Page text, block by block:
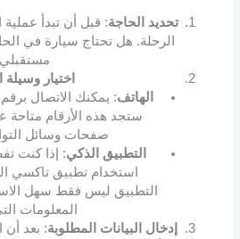
تحديد الحاجة: قبل أن تبدأ
الرحلة. هل تحتاج سيارة في
اختيار وسيلة
الهاتف: يمكنك الاتصال
ستجد هذه الأرقام متاحة
صفحات وسائل
التطبيق الذكي: إذا كنت
استخدام تطبيق تاكسي
التطبيق ليس فقط سهل
المعلومات
إدخال البيانات المطلوبة: بعد أن